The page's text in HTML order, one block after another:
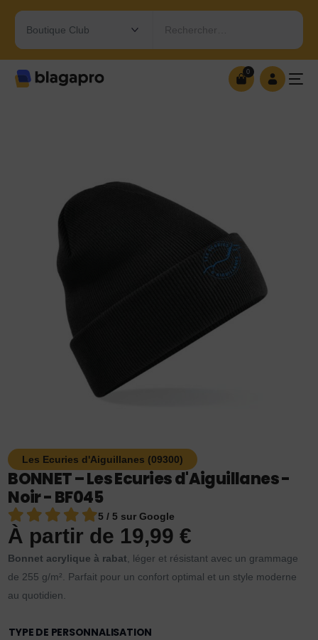
Rechercher…
0
Les Ecuries d'Aiguillanes (09300)
BONNET – Les Ecuries d'Aiguillanes -
Noir - BF045
5 / 5 sur Google
À partir de 19,99€
Bonnet acrylique à rabat , léger et résistant avec un grammage
de 255 g/m². Parfait pour un confort optimal et un style moderne
au quotidien.
TYPE DE PERSONNALISATION